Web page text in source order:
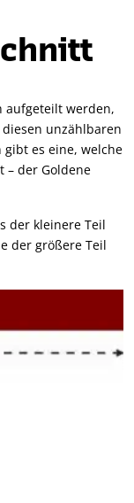
aufgeteilt werden,
unzählbaren
es eine, welche
– der Goldene
der kleinere Teil
der größere Teil